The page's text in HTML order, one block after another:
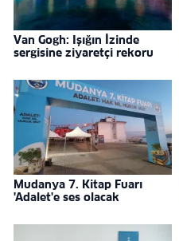
Van Gogh: Işığın İzinde
sergisine ziyaretçi rekoru
Mudanya 7. Kitap Fuarı
'Adalet'e ses olacak